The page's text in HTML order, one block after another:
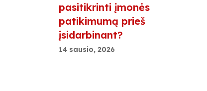
pasitikrinti įmonės
patikimumą prieš
įsidarbinant?
14 sausio, 2026